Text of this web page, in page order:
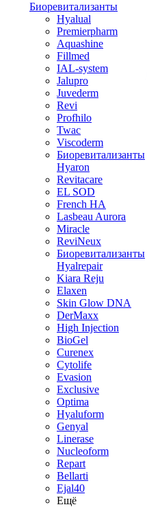
Биоревитализанты
Hyalual
Premierpharm
Aquashine
Fillmed
IAL-system
Jalupro
Juvederm
Revi
Profhilo
Twac
Viscoderm
Биоревитализанты
Hyaron
Revitacare
EL SOD
French HA
Lasbeau Aurora
Miracle
ReviNeux
Биоревитализанты
Hyalrepair
Kiara Reju
Elaxen
Skin Glow DNA
DerMaxx
High Injection
BioGel
Curenex
Cytolife
Evasion
Exclusive
Optima
Hyaluform
Genyal
Linerase
Nucleoform
Repart
Bellarti
Ejal40
Ещё